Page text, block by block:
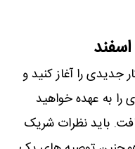
جدیدی را آغاز کنید و
را به عهده خواهید
باید نظرات شریک